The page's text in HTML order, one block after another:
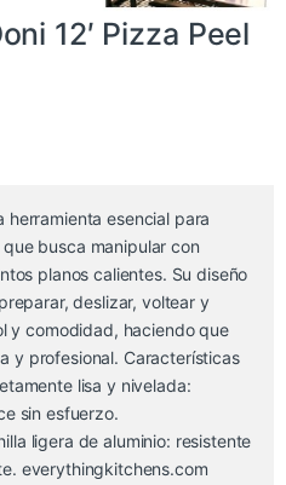
12′ Pizza Peel
herramienta esencial para
busca manipular con
planos calientes. Su diseño
deslizar, voltear y
y comodidad, haciendo que
y profesional. Características
lisa y nivelada:
sin esfuerzo.
ligera de aluminio: resistente
everythingkitchens.com